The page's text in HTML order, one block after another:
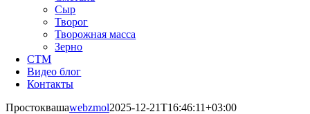
Сыр
Творог
Творожная масса
Зерно
СТМ
Видео блог
Контакты
Простоквашаwebzmol2025-12-21T16:46:11+03:00